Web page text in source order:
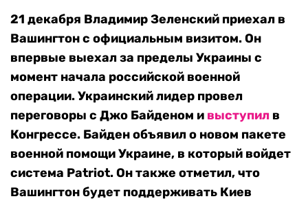
21 декабря Владимир Зеленский приехал в
Вашингтон с официальным визитом. Он
впервые выехал за пределы Украины с
момент начала российской военной
операции. Украинский лидер провел
переговоры с Джо Байденом и выступил в
Конгрессе. Байден объявил о новом пакете
военной помощи Украине, в который войдет
система Patriot. Он также отметил, что
Вашингтон будет поддерживать Киев